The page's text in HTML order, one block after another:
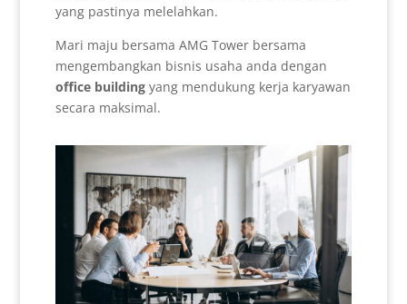
yang pastinya melelahkan.
Mari maju bersama AMG Tower bersama
mengembangkan bisnis usaha anda dengan
office buildingyang mendukung kerja karyawan
secara maksimal.